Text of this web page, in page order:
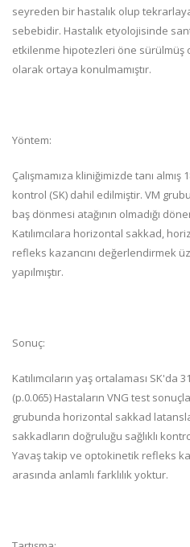
seyreden bir hastalık olup
sebebidir. Hastalık etyolojisinde
etkilenme hipotezleri öne
olarak ortaya konulmamıştır.
Yöntem:
Çalışmamıza kliniğimizde tanı almış
kontrol (SK) dahil edilmiştir. VM
baş dönmesi atağının olmadığı
Katılımcılara horizontal sakkad,
refleks kazancını değerlendirmek
yapılmıştır.
Sonuç:
Katılımcıların yaş ortalaması SK'da
(p.0.065) Hastaların VNG test
grubunda horizontal sakkad
sakkadların doğruluğu sağlıklı
Yavaş takip ve optokinetik refleks
arasında anlamlı farklılık yoktur.